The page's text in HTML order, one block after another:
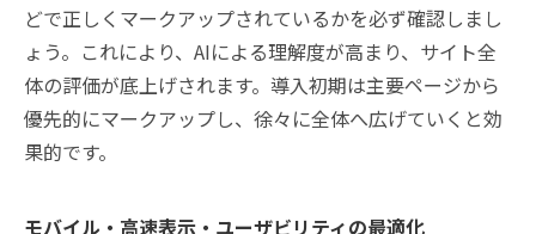
どで正しくマークアップされているかを必ず確認しまし
ょう。これにより、AIによる理解度が高まり、サイト全
体の評価が底上げされます。導入初期は主要ページから
優先的にマークアップし、徐々に全体へ広げていくと効
果的です。
モバイル・高速表示・ユーザビリティの最適化